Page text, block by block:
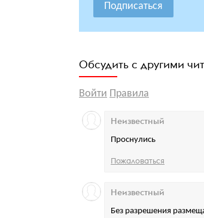
Подписаться
Обсудить с другими
Войти Правила
Проснулись
Неизвестный
Пожаловаться
Без разрешения
Неизвестный